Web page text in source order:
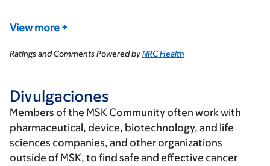
View more +
Ratings and Comments Powered byNRC Health
Divulgaciones
Members of the MSK Community often work with
pharmaceutical, device, biotechnology, and life
sciences companies, and other organizations
outside of MSK, to find safe and effective cancer